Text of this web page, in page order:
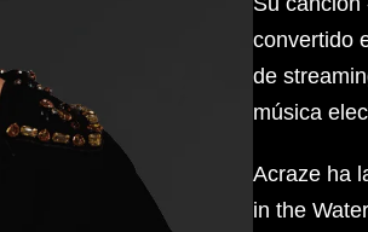
convertido
de
música
Acraze ha
in the